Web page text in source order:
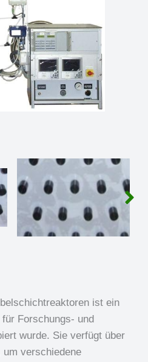
ist ein
Forschungs- und
wurde. Sie verfügt über
verschiedene